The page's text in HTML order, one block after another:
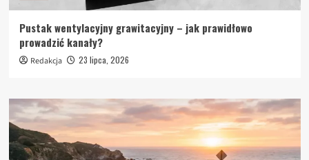
Pustak wentylacyjny grawitacyjny – jak prawidłowo
prowadzić kanały?
Redakcja 23 lipca, 2026